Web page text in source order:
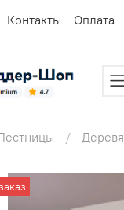
Контакты Оплата